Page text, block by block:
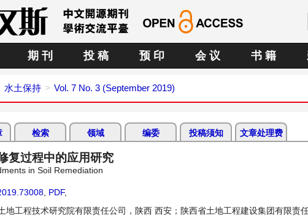
期 刊 投 稿 预 印 会 议 书 籍
水土保持 Vol. 7 No. 3 (September 2019)
检索 领域 编委 投稿须知 文章处理费
复过程中的应用研究
in Soil Remediation
PDF,
地工程技术研究院有限责任公司，陕西 西安；陕西省土地工程建设集团有限责